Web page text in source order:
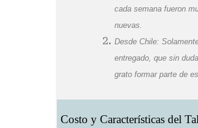
cada semana fueron
nuevas.
Desde Chile:
entregado, que sin
grato formar parte de
Costo y Características del